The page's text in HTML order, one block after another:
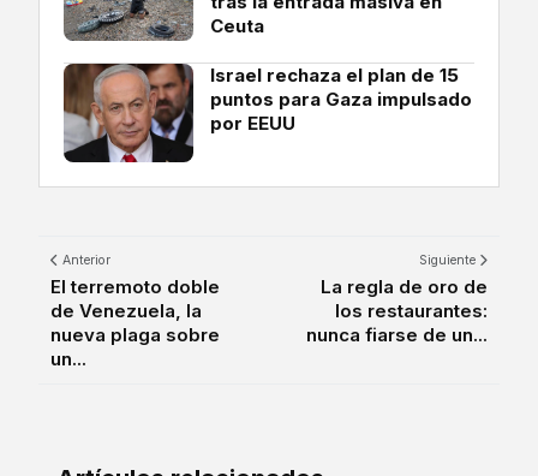
Ceuta
Israel rechaza el plan de 15
puntos para Gaza impulsado
por EEUU
Anterior
El terremoto doble
de Venezuela, la
nueva plaga sobre
un...
Siguiente
La regla de oro de
los restaurantes:
nunca fiarse de un...